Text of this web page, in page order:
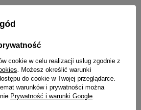
marki
na piersi
na co dzień jak i podczas aktywności
ruchów, dzięki czemu sprawdzi się świetnie
cookie w celu realizacji usług zgodnie z
. Możesz określić warunki
do cookie w Twojej przeglądarce.
warunków i prywatności można
Prywatność i warunki Google